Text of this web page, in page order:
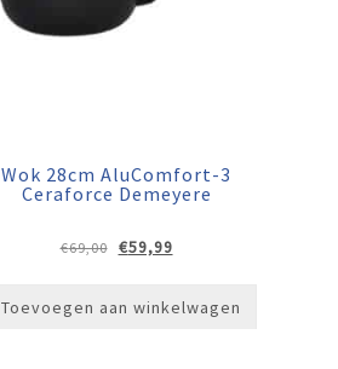
Wok 28cm AluComfort-3
Ceraforce Demeyere
€69,00
Oorspronkelijke
€69,00.
€59,99Huidige
€59,99.
Toevoegen aan winkelwagen